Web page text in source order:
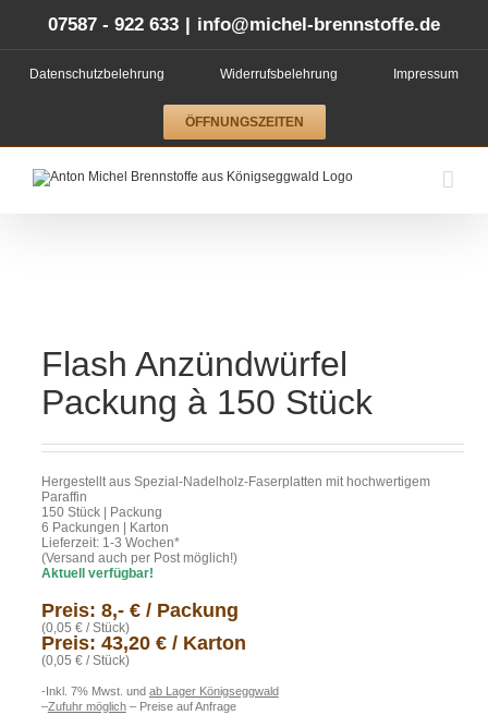
07587 - 922 633 info@michel-brennstoffe.de
Datenschutzbelehrung Widerrufsbelehrung Impressum
ÖFFNUNGSZEITEN
Flash Anzündwürfel
Packung à 150 Stück
Hergestellt aus Spezial-Nadelholz-Faserplatten mit hochwertigem
Paraffin
150 Stück | Packung
6 Packungen | Karton
Lieferzeit: 1-3 Wochen*
(Versand auch per Post möglich!)
Aktuell verfügbar!
Preis: 8,- € / Packung
(0,05 € / Stück)
Preis: 43,20 € / Karton
(0,05 € / Stück)
-Inkl. 7% Mwst. und ab Lager Königseggwald
–Zufuhr möglich– Preise auf Anfrage